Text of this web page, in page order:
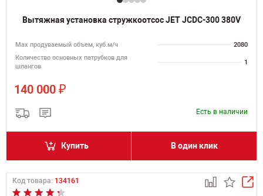
Вытяжная установка стружкоотсос JET JCDC-300 380V
Мах продуваемый объем, куб.м/ч
2080
Количество основных патрубков для
шлангов
1
140 000 ₽
Есть в наличии
Купить В один клик
Код товара: 134161